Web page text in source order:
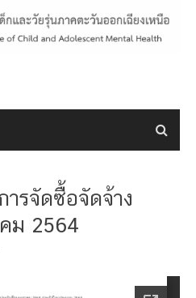
ารจัดซื้อจัดจ้าง
ม 2564